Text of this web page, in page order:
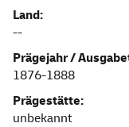
Land:
--
Prägejahr /
1876-1888
Prägestätte:
unbekannt